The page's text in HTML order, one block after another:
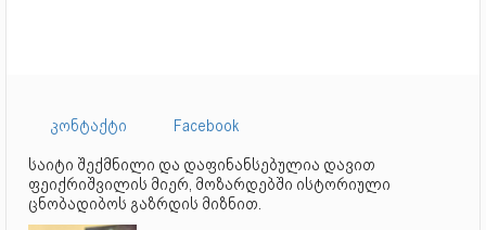
კონტაქტი
Facebook
საიტი შექმნილი და დაფინანსებულია დავით
ფეიქრიშვილის მიერ, მოზარდებში ისტორიული
ცნობადიბოს გაზრდის მიზნით.